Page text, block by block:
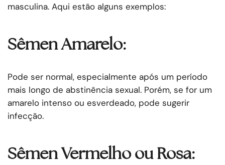
masculina. Aqui estão alguns exemplos:
Sêmen Amarelo:
Pode ser normal, especialmente após um período
mais longo de abstinência sexual. Porém, se for um
amarelo intenso ou esverdeado, pode sugerir
infecção.
Sêmen Vermelho ou Rosa: